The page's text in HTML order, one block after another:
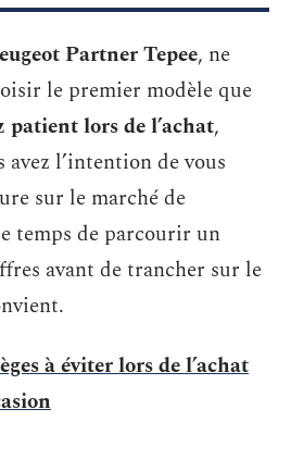
Partner Tepee, ne
le premier modèle que
patient lors de l’achat,
avez l’intention de vous
sur le marché de
temps de parcourir un
avant de trancher sur le
à éviter lors de l’achat